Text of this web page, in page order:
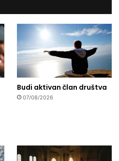
Budi aktivan član društva
07/08/2026